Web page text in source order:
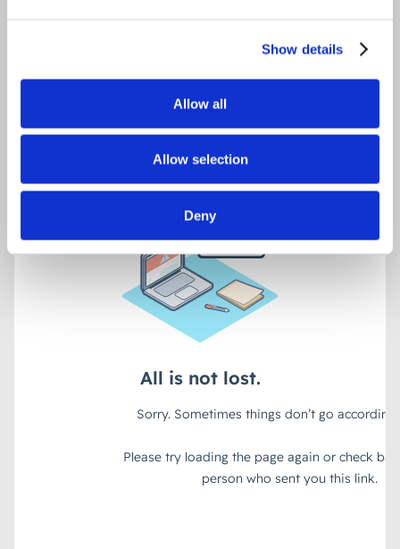
Show details
Allow all
Allow selection
Deny